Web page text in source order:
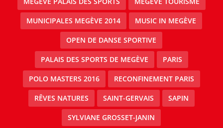
MUNICIPALES MEGÈVE 2014 MUSIC IN MEGÈVE
OPEN DE DANSE SPORTIVE
PALAIS DES SPORTS DE MEGÈVE PARIS
POLO MASTERS 2016 RECONFINEMENT PARIS
RÊVES NATURES SAINT-GERVAIS SAPIN
SYLVIANE GROSSET-JANIN